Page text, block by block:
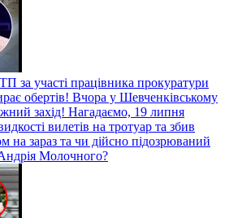
за участі працівника прокуратури
обертів! Вчора у Шевченківському
захід! Нагадаємо, 19 липня
вилетів на тротуар та збив
на зараз та чи дійсно підозрюваний
Молочного?